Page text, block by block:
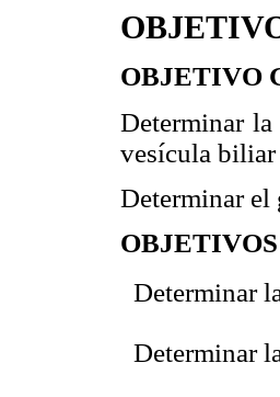
OBJETIVO
Determinar
vesícula biliar
Determinar el

